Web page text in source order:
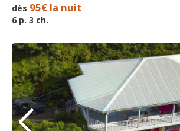
dès 95€ la nuit
6 p. 3 ch.